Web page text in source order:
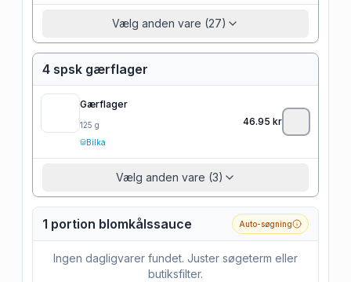
Vælg anden vare (27)
4 spsk gærflager
Gærflager
125 g
Bilka
46.95 kr
Vælg anden vare (3)
1 portion blomkålssauce Auto-søgning
Ingen dagligvarer fundet. Juster søgeterm eller
butiksfilter.